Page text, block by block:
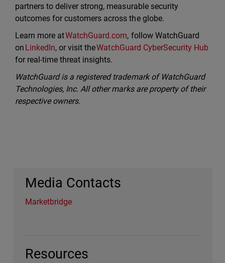
partners to deliver strong, measurable security
outcomes for customers across the globe.
Learn more atWatchGuard.com, follow WatchGuard
on LinkedIn, or visit theWatchGuard CyberSecurity Hub
for real-time threat insights.
WatchGuard is a registered trademark of WatchGuard
Technologies, Inc. All other marks are property of their
respective owners.
Media Contacts
Marketbridge
Resources